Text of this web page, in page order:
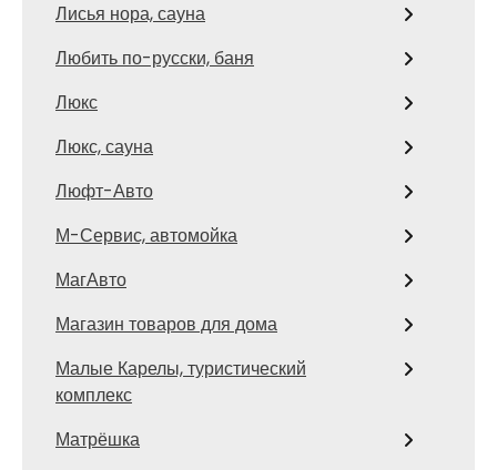
Лисья нора, сауна
Любить по-русски, баня
Люкс
Люкс, сауна
Люфт-Авто
М-Сервис, автомойка
МагАвто
Магазин товаров для дома
Малые Карелы, туристический
комплекс
Матрёшка